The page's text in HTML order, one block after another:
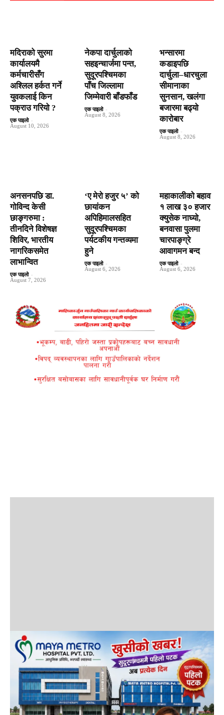
मदिराको सुरमा
कार्यालयमै
कर्मचारीसँग
अश्लिल हर्कत गर्ने
युवकलाई किन
पक्राउ गरियाे ?
एक पाइलो -
August 10, 2026
नेकपा दार्चुलाको
सहइन्चार्जमा पन्त,
सुदूरपश्चिमका
पाँच जिल्लामा
जिम्मेवारी बाँडफाँड
एक पाइलो -
August 8, 2026
भन्सारमा
कडाइपछि
दार्चुला–धारचुला
सीमानाका
सुनसान, खलंगा
बजारमा बढ्यो
कारोबार
एक पाइलो -
August 8, 2026
अनसनपछि डा.
गोविन्द केसी
छाङ्गरुमा :
तीनदिने विशेषज्ञ
शिविर, भारतीय
नागरिकसमेत
लाभान्वित
एक पाइलो -
August 7, 2026
‘ए मेरो हजुर ५’ को
छायांकन
अपिहिमालसहित
सुदूरपश्चिमका
पर्यटकीय गन्तव्यमा
हुने
एक पाइलो -
August 6, 2026
महाकालीको बहाव
१ लाख ३० हजार
क्युसेक नाघ्यो,
बनवासा पुलमा
चारपाङ्ग्रे
आवागमन बन्द
एक पाइलो -
August 6, 2026